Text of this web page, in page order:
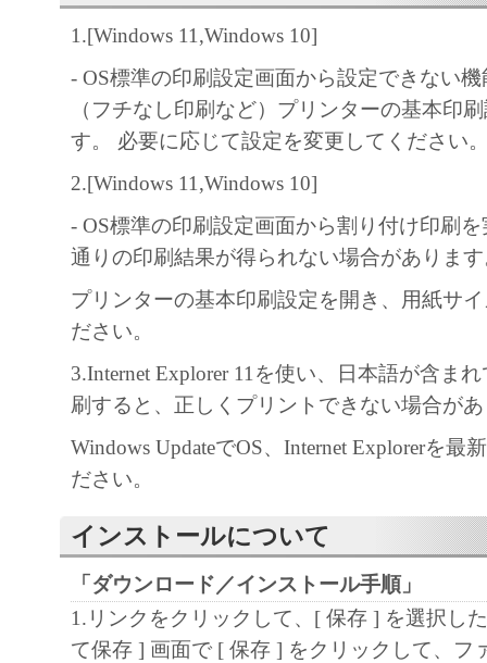
独占的権利を許諾します。
ユーザーは、本ソフトウェアの全部ま
改変、リバース・エンジニアリング、
は逆アセンブル等することはできませ
キヤノン、キヤノンマーケティングジ
ザーの特定の目的のために適当である
用であること、または本ソフトウェア
と、その他本ソフトウェアに関してい
しません。
キヤノン、キヤノンマーケティングジ
よびキヤノンのライセンサーは、本ソ
失、損害等について、いかなる場合に
任を負いません。
ユーザーは、日本国政府または該当国
許可等を得ることなしに、本ソフトウ
一部を、直接または間接に輸出しては
1.[Windows 11,Windows 10]
- OS標準の印刷設定画面から設定できない
（フチなし印刷など）プリンターの基本印
す。 必要に応じて設定を変更してください
2.[Windows 11,Windows 10]
- OS標準の印刷設定画面から割り付け印刷
通りの印刷結果が得られない場合がありま
プリンターの基本印刷設定を開き、用紙サ
ださい。
3.Internet Explorer 11を使い、日本語が含ま
刷すると、正しくプリントできない場合が
Windows UpdateでOS、Internet Explorerを最
ださい。
インストールについて
「ダウンロード／インストール手順」
1.リンクをクリックして、[ 保存 ] を選択し
て保存 ] 画面で [ 保存 ] をクリックして、フ